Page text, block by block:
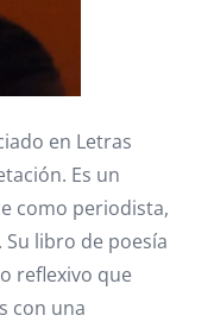
en Letras
Es un
como periodista,
libro de poesía
reflexivo que
con una